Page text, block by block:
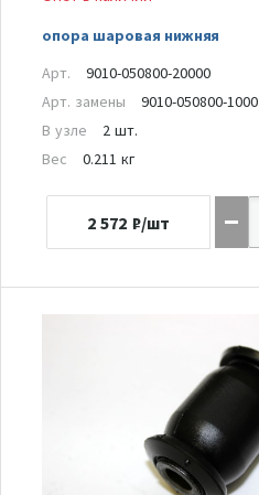
опора шаровая нижняя
Арт.
9010-050800-20000
Арт. замены
9010-050800-1000
В узле
2 шт.
Вес
0.211 кг
2 572 ₽/шт